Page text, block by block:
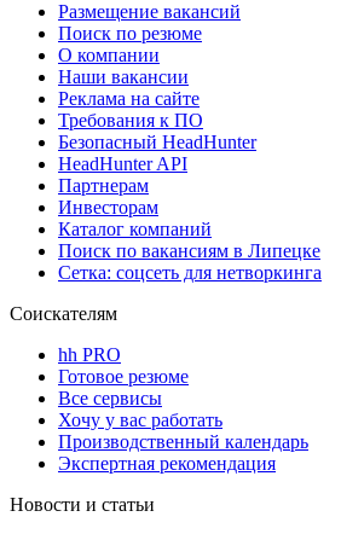
Размещение вакансий
Поиск по резюме
О компании
Наши вакансии
Реклама на сайте
Требования к ПО
Безопасный HeadHunter
HeadHunter API
Партнерам
Инвесторам
Каталог компаний
Поиск по вакансиям в Липецке
Сетка: соцсеть для нетворкинга
Соискателям
hh PRO
Готовое резюме
Все сервисы
Хочу у вас работать
Производственный календарь
Экспертная рекомендация
Новости и статьи